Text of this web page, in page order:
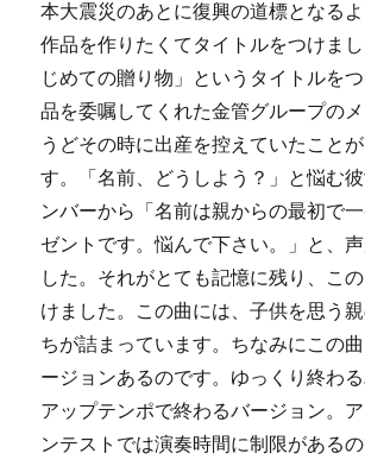
本大震災のあとに復興の道標となる
作品を作りたくてタイトルをつけま
じめての贈り物」というタイトルを
品を委嘱してくれた金管グループの
うどその時に出産を控えていたこと
す。「名前、どうしよう？」と悩む
ンバーから「名前は親からの最初で
ゼントです。悩んで下さい。」と、
した。それがとても記憶に残り、こ
けました。この曲には、子供を思う
ちが詰まっています。ちなみにこの
ージョンあるのです。ゆっくり終わ
アップテンポで終わるバージョン。
ンテストでは演奏時間に制限がある